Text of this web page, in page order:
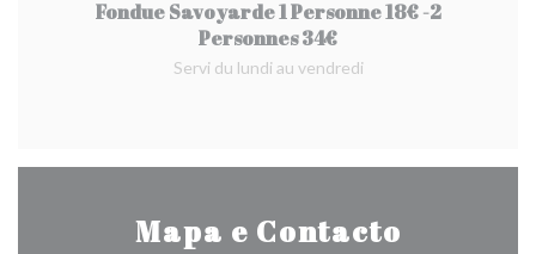
Fondue Savoyarde 1 Personne 18€ -2
Personnes 34€
Servi du lundi au vendredi
Mapa e Contacto